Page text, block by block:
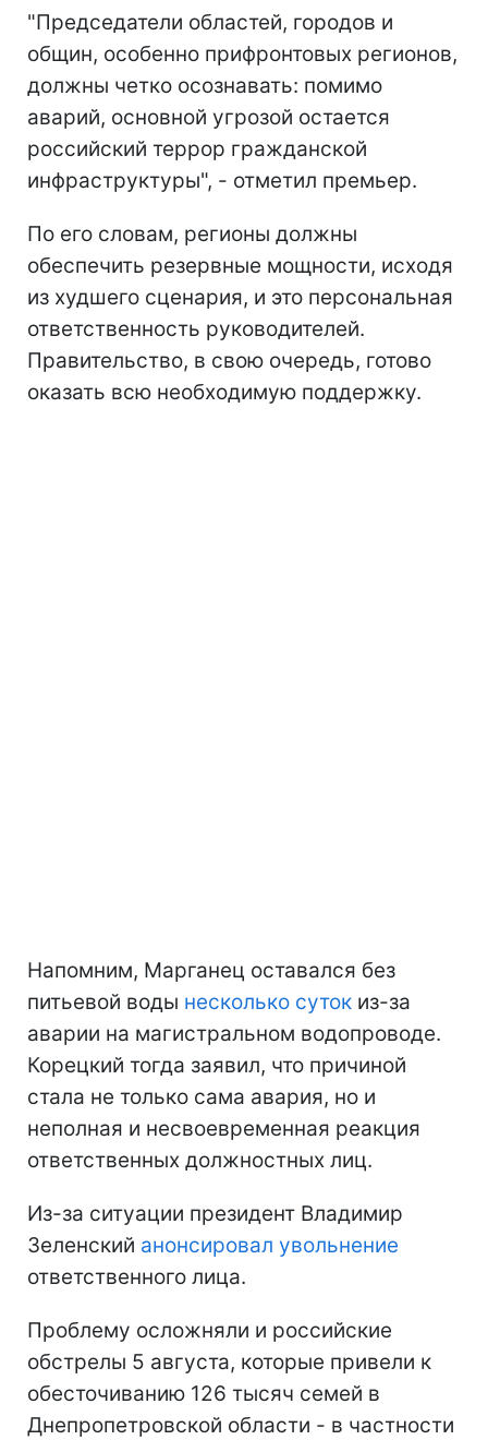
"Председатели областей, городов и
общин, особенно прифронтовых регионов,
должны четко осознавать: помимо
аварий, основной угрозой остается
российский террор гражданской
инфраструктуры", - отметил премьер.
По его словам, регионы должны
обеспечить резервные мощности, исходя
из худшего сценария, и это персональная
ответственность руководителей.
Правительство, в свою очередь, готово
оказать всю необходимую поддержку.
Напомним, Марганец оставался без
питьевой воды несколько суток из-за
аварии на магистральном водопроводе.
Корецкий тогда заявил, что причиной
стала не только сама авария, но и
неполная и несвоевременная реакция
ответственных должностных лиц.
Из-за ситуации президент Владимир
Зеленский анонсировал увольнение
ответственного лица.
Проблему осложняли и российские
обстрелы 5 августа, которые привели к
обесточиванию 126 тысяч семей в
Днепропетровской области - в частности